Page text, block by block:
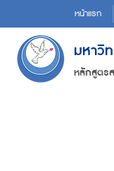
หน้าแรก
มหาวิ
หลักสูตร